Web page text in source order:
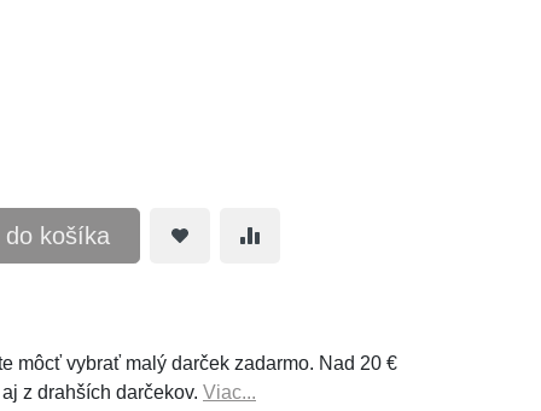
košíka
môcť vybrať malý darček zadarmo. Nad 20 €
z drahších darčekov. Viac...